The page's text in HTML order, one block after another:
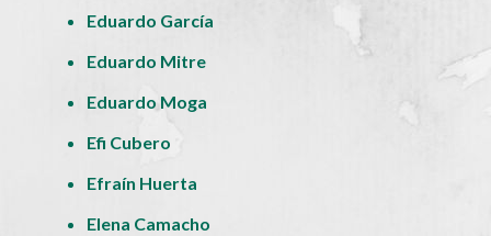
Eduardo García
Eduardo Mitre
Eduardo Moga
Efi Cubero
Efraín Huerta
Elena Camacho